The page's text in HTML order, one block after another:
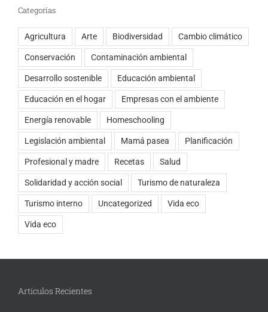
Categorías
Agricultura Arte Biodiversidad Cambio climático
Conservación Contaminación ambiental
Desarrollo sostenible Educación ambiental
Educación en el hogar Empresas con el ambiente
Energía renovable Homeschooling
Legislación ambiental Mamá pasea Planificación
Profesional y madre Recetas Salud
Solidaridad y acción social Turismo de naturaleza
Turismo interno Uncategorized Vida eco
Vida eco
Artículos Recientes